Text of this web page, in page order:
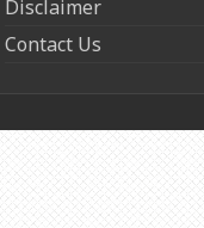
Disclaimer
Contact Us